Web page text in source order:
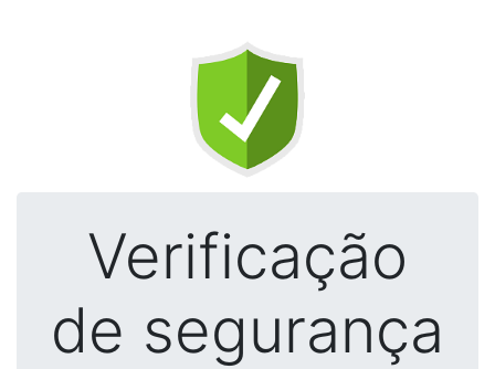
Verificação
de segurança